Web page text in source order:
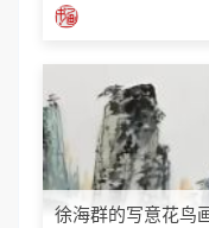
徐海群的写意花鸟